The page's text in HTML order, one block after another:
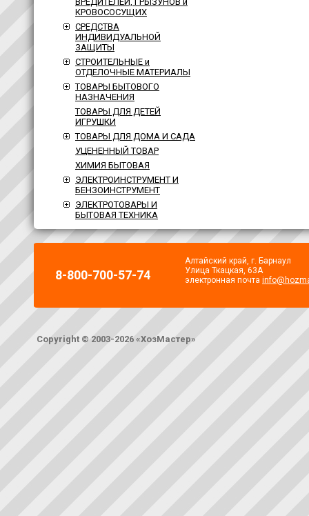
КРОВОСОСУЩИХ
СРЕДСТВА
ИНДИВИДУАЛЬНОЙ
ЗАЩИТЫ
СТРОИТЕЛЬНЫЕ и
ОТДЕЛОЧНЫЕ МАТЕРИАЛЫ
ТОВАРЫ БЫТОВОГО
НАЗНАЧЕНИЯ
ТОВАРЫ ДЛЯ ДЕТЕЙ
ИГРУШКИ
ТОВАРЫ ДЛЯ ДОМА И САДА
УЦЕНЕННЫЙ ТОВАР
ХИМИЯ БЫТОВАЯ
ЭЛЕКТРОИНСТРУМЕНТ И
БЕНЗОИНСТРУМЕНТ
ЭЛЕКТРОТОВАРЫ И
БЫТОВАЯ ТЕХНИКА
8-800-700-57-74
Алтайский край, г. Барнаул
Улица Ткацкая, 63А
электронная почта
Copyright © 2003-2026 «ХозМастер»